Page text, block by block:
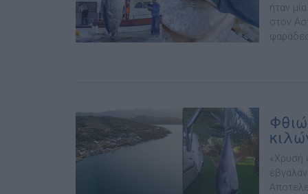
ήταν
στον
«Χρυσή